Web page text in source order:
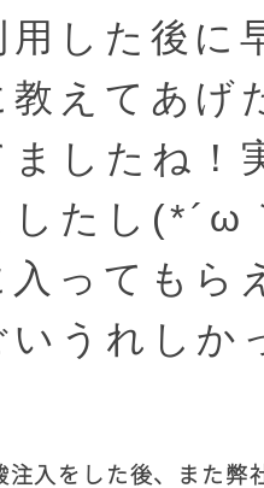
用した後に
教えてあげ
ましたね！
したし(*´ω
入ってもら
うれしか
入をした後、また弊